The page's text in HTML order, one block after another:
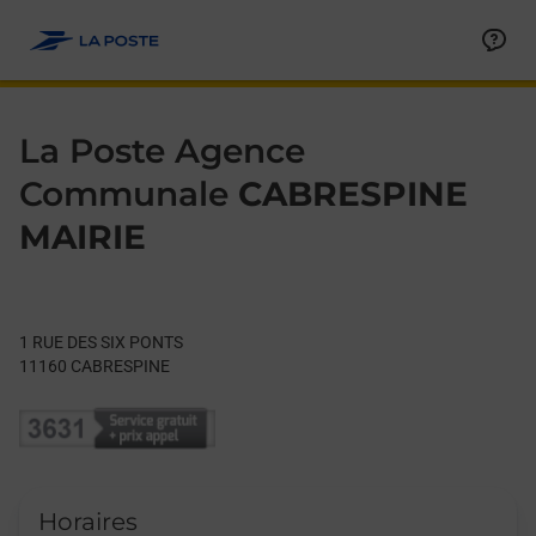
La Poste Agence
Communale CABRESPINE
MAIRIE
1 RUE DES SIX PONTS
11160 CABRESPINE
Horaires